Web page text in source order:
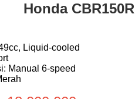
Honda CBR150R
Liquid-cooled
Manual 6-speed